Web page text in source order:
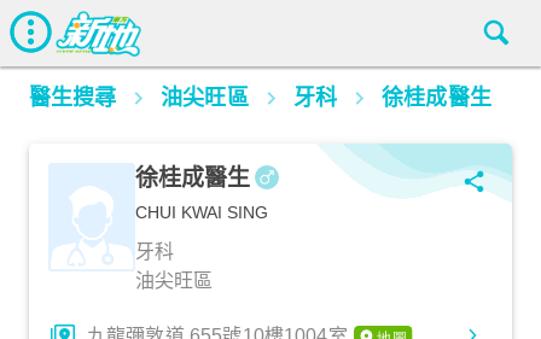
醫生搜尋 油尖旺區 牙科 徐桂成醫生
徐桂成醫生
CHUI KWAI SING
牙科
油尖旺區